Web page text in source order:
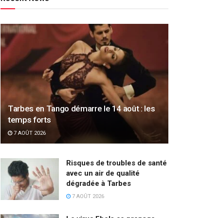
Tarbes en Tango démarre le 14 août : les
temps forts
7 AOÛT 2026
Risques de troubles de santé
avec un air de qualité
dégradée à Tarbes
7 AOÛT 2026